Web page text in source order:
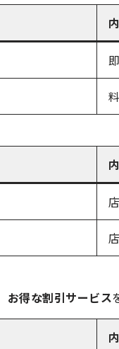
お得な割引サービス